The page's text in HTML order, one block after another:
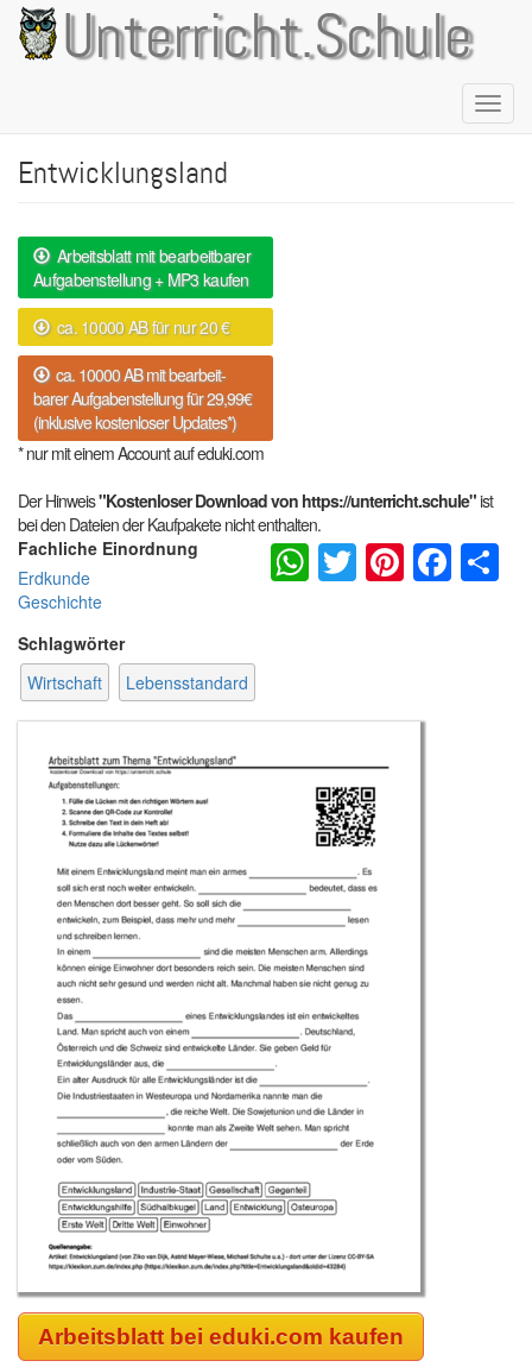
Direkt
zum
Inhalt
Unterricht.Schule
Entwicklungsland
Arbeitsblatt mit bearbeitbarer
Aufgabenstellung + MP3 kaufen
ca. 10000 AB für nur 20 €
ca. 10000 AB mit bearbeit-
barer Aufgabenstellung für 29,99€
(inklusive kostenloser Updates*)
* nur mit einem Account auf eduki.com
Der Hinweis"Kostenloser Download von https://unterricht.schule"ist
bei den Dateien der Kaufpakete nicht enthalten.
Fachliche Einordnung
Erdkunde
Geschichte
Schlagwörter
Wirtschaft
Lebensstandard
WhatsApp
Twitter
Arbeitsblatt bei eduki.com kaufen